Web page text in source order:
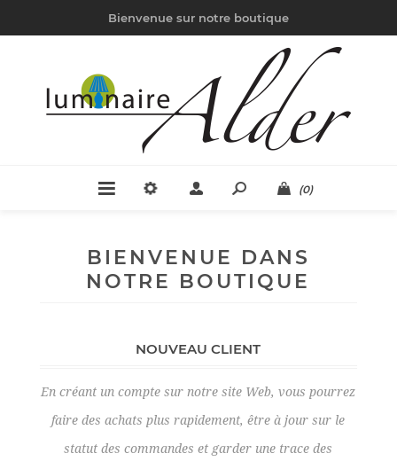
Bienvenue sur notre boutique
(0)
BIENVENUE DANS
NOTRE BOUTIQUE
NOUVEAU CLIENT
En créant un compte sur notre site Web, vous pourrez
faire des achats plus rapidement, être à jour sur le
statut des commandes et garder une trace des